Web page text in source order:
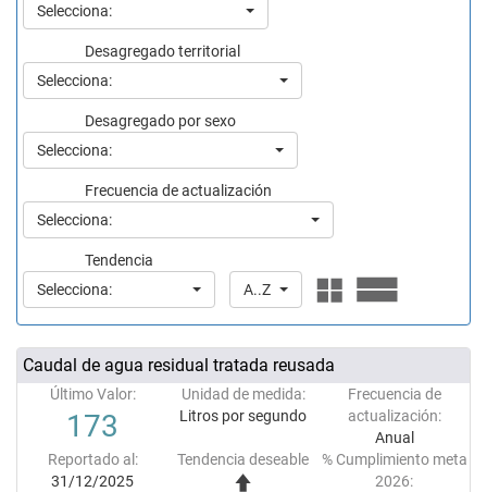
Selecciona:
Desagregado territorial
Selecciona:
Desagregado por sexo
Selecciona:
Frecuencia de actualización
Selecciona:
Tendencia
Selecciona:
A..Z
Caudal de agua residual tratada reusada
Último Valor:
173
Unidad de medida:
Litros por segundo
Frecuencia de
actualización:
Anual
Reportado al:
31/12/2025
Tendencia deseable
% Cumplimiento meta
2026: